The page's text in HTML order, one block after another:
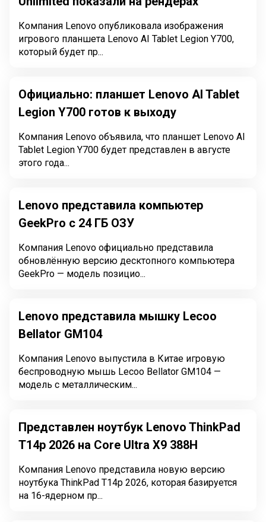
Компания Lenovo опубликовала изображения
игрового планшета Lenovo AI Tablet Legion Y700,
который будет пр...
Официально: планшет Lenovo AI Tablet
Legion Y700 готов к выходу
Компания Lenovo объявила, что планшет Lenovo AI
Tablet Legion Y700 будет представлен в августе
этого года...
Lenovo представила компьютер
GeekPro с 24 ГБ ОЗУ
Компания Lenovo официально представила
обновлённую версию десктопного компьютера
GeekPro — модель позицио...
Lenovo представила мышку Lecoo
Bellator GM104
Компания Lenovo выпустила в Китае игровую
беспроводную мышь Lecoo Bellator GM104 —
модель с металлическим...
Представлен ноутбук Lenovo ThinkPad
T14p 2026 на Core Ultra X9 388H
Компания Lenovo представила новую версию
ноутбука ThinkPad T14p 2026, которая базируется
на 16-ядерном пр...